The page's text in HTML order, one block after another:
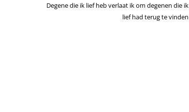
Degene die ik lief heb verlaat ik om degenen die ik
lief had terug te vinden